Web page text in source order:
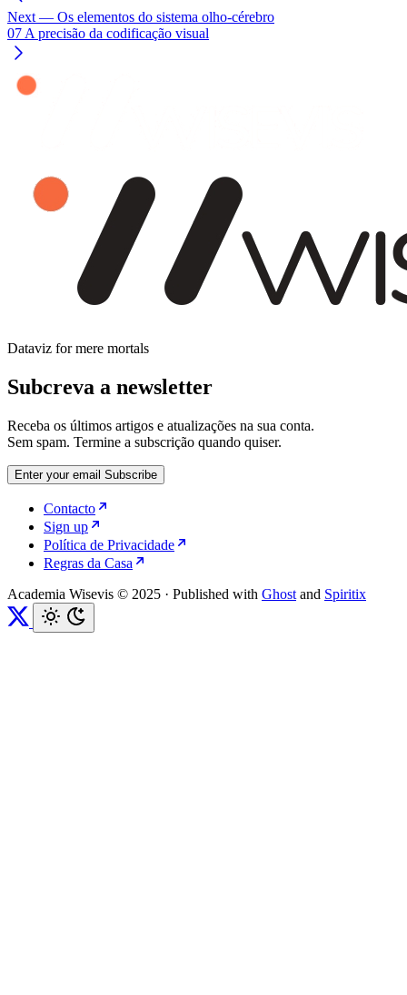
Next — Os elementos do sistema olho-cérebro
07 A precisão da codificação visual
Dataviz for mere mortals
Subcreva a newsletter
Receba os últimos artigos e atualizações na sua conta.
Sem spam. Termine a subscrição quando quiser.
Enter your email Subscribe
Contacto
Sign up
Política de Privacidade
Regras da Casa
Academia Wisevis © 2025 · Published with Ghost and Spiritix